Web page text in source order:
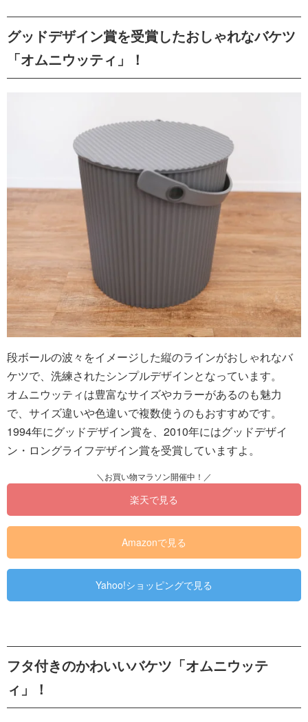
グッドデザイン賞を受賞したおしゃれなバケツ
「オムニウッティ」！
段ボールの波々をイメージした縦のラインがおしゃれなバ
ケツで、洗練されたシンプルデザインとなっています。
オムニウッティは豊富なサイズやカラーがあるのも魅力
で、サイズ違いや色違いで複数使うのもおすすめです。
1994年にグッドデザイン賞を、2010年にはグッドデザイ
ン・ロングライフデザイン賞を受賞していますよ。
楽天で見る
Amazonで見る
Yahoo!ショッピングで見る
フタ付きのかわいいバケツ「オムニウッテ
ィ」！